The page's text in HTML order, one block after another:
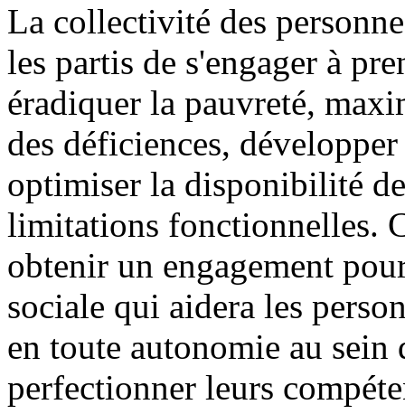
La collectivité des
les partis de s'engager à
éradiquer la pauvreté,
des déficiences,
optimiser la disponibilité
limitations fonctionnelles.
obtenir un engagement
sociale qui aidera les
en toute autonomie au sein
perfectionner leurs